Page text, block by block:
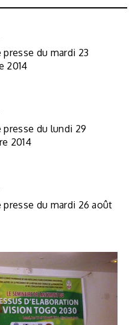
presse du mardi 23
2014
presse du lundi 29
2014
presse du mardi 26 août